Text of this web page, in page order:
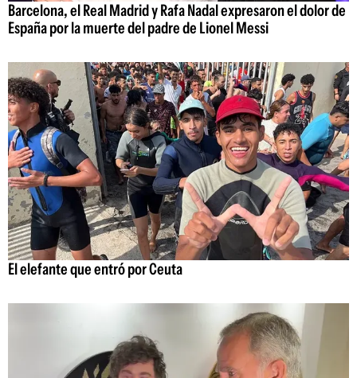
Barcelona, el Real Madrid y Rafa Nadal expresaron el dolor de
España por la muerte del padre de Lionel Messi
El elefante que entró por Ceuta